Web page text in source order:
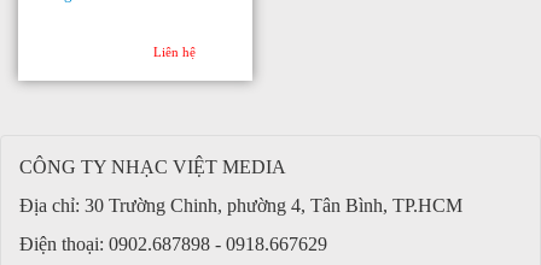
Liên hệ
CÔNG TY NHẠC VIỆT MEDIA
Địa chỉ: 30 Trường Chinh, phường 4, Tân Bình, TP.HCM
Điện thoại: 0902.687898 - 0918.667629